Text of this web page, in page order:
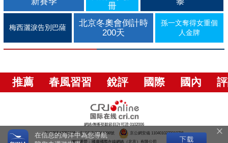
冊
梅西灑淚告別巴薩
北京冬奧會倒計時
200天
孫一文奪得女重個
人金牌
推薦 春風習習 銳評 國際 國內
網絡傳播視聽節目許可證 0102006
京ICP證120531號京ICP備05064898號
京公網安備 11040102700187號
網站運營：國廣國際在線網絡（北京）有限公司
在信息的海洋中為您導航